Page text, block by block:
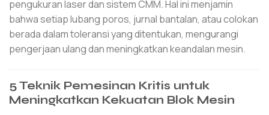
pengukuran laser dan sistem CMM. Hal ini menjamin
bahwa setiap lubang poros, jurnal bantalan, atau colokan
berada dalam toleransi yang ditentukan, mengurangi
pengerjaan ulang dan meningkatkan keandalan mesin.
5 Teknik Pemesinan Kritis untuk
Meningkatkan Kekuatan Blok Mesin